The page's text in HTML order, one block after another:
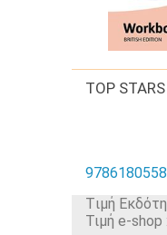
TOP
Tιμή
Τιμή e-shop :